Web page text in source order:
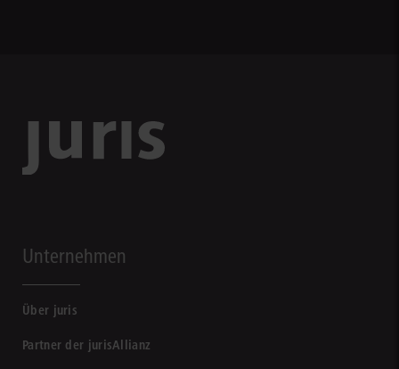
Unternehmen
Über juris
Partner der jurisAllianz